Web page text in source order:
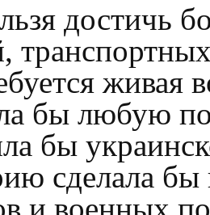
достичь
живая
бы любую
бы
сделала
и военных